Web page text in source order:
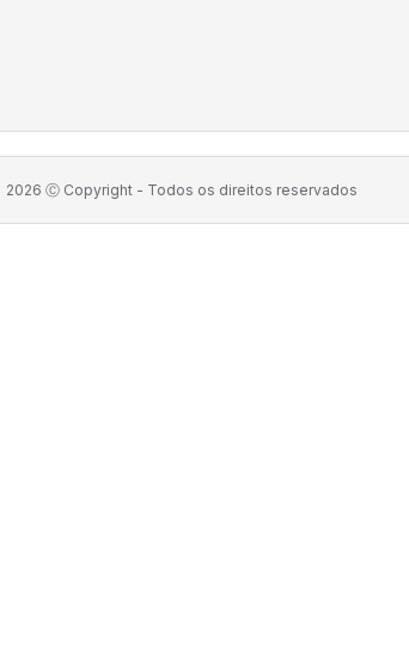
2026 Ⓒ Copyright - Todos os direitos reservados